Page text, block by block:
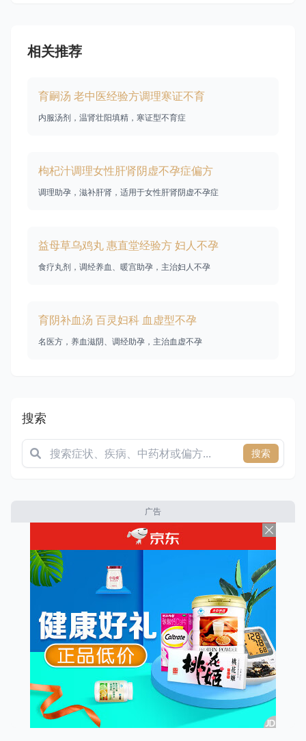
相关推荐
育嗣汤 老中医经验方调理寒证不育
内服汤剂，温肾壮阳填精，寒证型不育症
枸杞汁调理女性肝肾阴虚不孕症偏方
调理助孕，滋补肝肾，适用于女性肝肾阴虚不孕症
益母草乌鸡丸 惠直堂经验方 妇人不孕
食疗丸剂，调经养血、暖宫助孕，主治妇人不孕
育阴补血汤 百灵妇科 血虚型不孕
名医方，养血滋阴、调经助孕，主治血虚不孕
搜索
搜索
广告